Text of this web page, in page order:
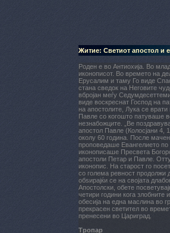
Житие: Светиот апостол и
Роден е во Антиохија. Во
иконописот. Во времето на
Ерусалим и таму Го виде
стана сведок на Неговите
вбројан меѓу
виде воскреснат Господ на
на апостолите, Лука се
Павле со когошто патуваше
незнабожците. „Ве
апостол Павле (Колосјани 4,
околу 60 година. После
проповедаше Евангелието по
иконописаше Пресвета
апостоли Петар и Павле.
иконопис. На старост го
со голема ревност продолжи
обѕирајќи се на својата
Апостолски, обете
четири години кога злобните
обесија на една маслина во
прекрасен светител во
пренесени во Цариград.
Тропар